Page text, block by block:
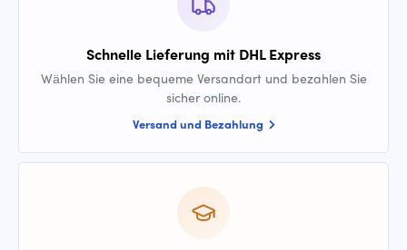
Schnelle Lieferung mit DHL Express
Wählen Sie eine bequeme Versandart und bezahlen Sie
sicher online.
Versand und Bezahlung